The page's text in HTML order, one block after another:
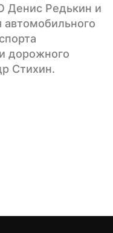
Денис Редькин и
автомобильного
дорожного
Стихин.